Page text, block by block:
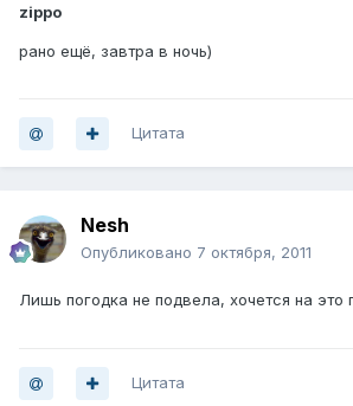
zippo
рано ещё, завтра в ночь)
Цитата
Nesh
Опубликовано 7 октября, 2011
Лишь погодка не подвела, хочется на это
Цитата